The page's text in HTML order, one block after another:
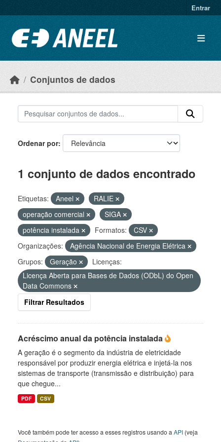
Entrar
Conjuntos de dados
Ordenar por
1 conjunto de dados encontrado
Etiquetas: Aneel
RALIE
operação comercial
SIGA
potência instalada
Formatos:
CSV
Organizações:
Agência Nacional de Energia Elétrica
Grupos:
Geração
Licenças:
Licença Aberta para Bases de Dados (ODbL) do Open
Data Commons
Filtrar Resultados
Acréscimo anual da potência instalada
A geração é o segmento da indústria de eletricidade
responsável por produzir energia elétrica e injetá-la nos
sistemas de transporte (transmissão e distribuição) para
que chegue...
PDF CSV
Você também pode ter acesso a esses registros usando a API (veja